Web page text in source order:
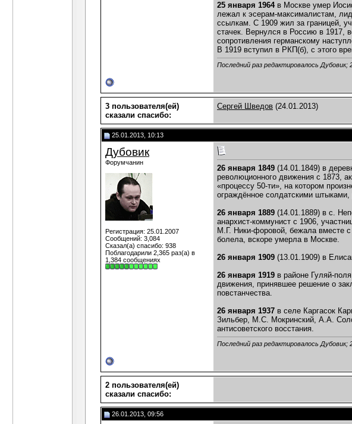
25 января 1964в Москве умер
лежал к эсерам-максималистам,
ссылкам. С 1909 жил за границей,
стачек. Вернулся в Россию в 1917,
сопротивления германскому
В 1919 вступил в РКП(б), с этого
Последний раз редактировалось Дубовик;
3 пользователя(ей)
сказали cпасибо:
Сергей Шведов (24.01.2013)
25.01.2013, 10:13
Дубовик
Форумчанин
Регистрация: 25.01.2007
Сообщений: 3,084
Сказал(а) спасибо: 938
Поблагодарили 2,365 раз(а) в
1,384 сообщениях
26 января 1849 (14.01.1849) в
революционного движения с 1873,
«процессу 50-ти», на котором
ограждённое солдатскими штыками,
26 января 1889 (14.01.1889) в с.
анархист-коммунист с 1906,
М.Г. Ники-форовой, бежала вместе
болела, вскоре умерла в Москве.
26 января 1909 (13.01.1909) в
26 января 1919 в районе Гуляй-
движения, принявшее решение о
повстанчества.
26 января 1937 в селе Каргасок
Зильбер, М.С. Мокринский, А.А.
антисоветского восстания.
Последний раз редактировалось Дубовик;
2 пользователя(ей)
сказали cпасибо:
26.01.2013, 09:56